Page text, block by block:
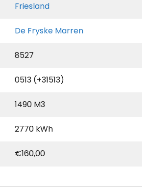
Friesland
De Fryske Marren
8527
0513 (+31513)
1490 M3
2770 kWh
€160,00